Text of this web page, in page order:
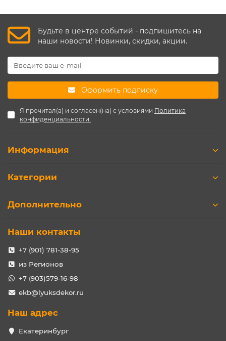
Будьте в центре событий - подпишитесь на
наши новости! Новинки, скидки, акции.
Оформить подписку
Я прочитал(а) и согласен(на) с условиями Политика
конфиденциальности.
Информация
Категории
Дополнительно
Наши контакты
+7 (901) 781-38-95
из Регионов
+7 (903)579-16-98
ekb@lyuksdekor.ru
Наш адрес
Екатеринбург